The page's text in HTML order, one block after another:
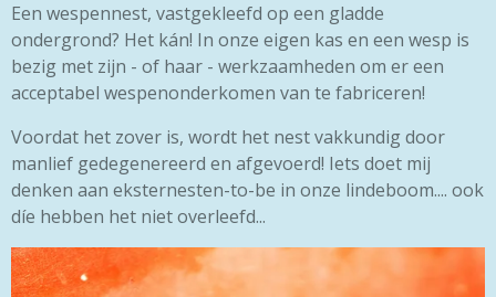
Een wespennest, vastgekleefd op een gladde
ondergrond? Het kán! In onze eigen kas en een wesp is
bezig met zijn - of haar - werkzaamheden om er een
acceptabel wespenonderkomen van te fabriceren!
Voordat het zover is, wordt het nest vakkundig door
manlief gedegenereerd en afgevoerd! Iets doet mij
denken aan eksternesten-to-be in onze lindeboom.... ook
díe hebben het niet overleefd...